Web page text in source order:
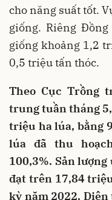
cho năng suất tốt.
giống. Riêng
giống khoảng 1,2
0,5 triệu tấn thóc.
Theo Cục Trồng
trung tuần tháng 5,
triệu ha lúa, bằng
lúa đã thu
100,3%. Sản
đạt trên 17,84
kỳ năm 2022.